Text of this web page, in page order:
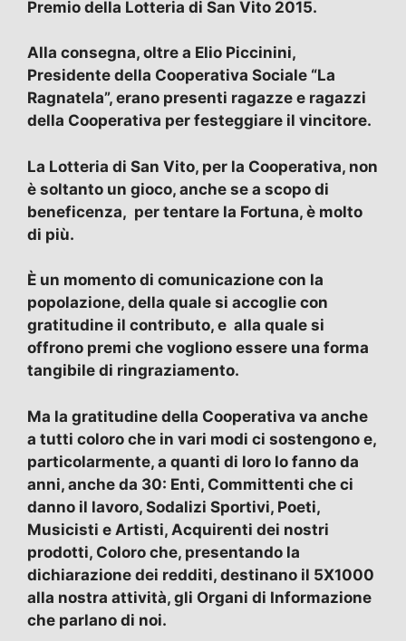
Premio della Lotteria di San Vito 2015.
Alla consegna, oltre a Elio Piccinini,
Presidente della Cooperativa Sociale “La
Ragnatela”, erano presenti ragazze e ragazzi
della Cooperativa per festeggiare il vincitore.
La Lotteria di San Vito, per la Cooperativa, non
è soltanto un gioco, anche se a scopo di
beneficenza, per tentare la Fortuna, è molto
di più.
È un momento di comunicazione con la
popolazione, della quale si accoglie con
gratitudine il contributo, e alla quale si
offrono premi che vogliono essere una forma
tangibile di ringraziamento.
Ma la gratitudine della Cooperativa va anche
a tutti coloro che in vari modi ci sostengono e,
particolarmente, a quanti di loro lo fanno da
anni, anche da 30: Enti, Committenti che ci
danno il lavoro, Sodalizi Sportivi, Poeti,
Musicisti e Artisti, Acquirenti dei nostri
prodotti, Coloro che, presentando la
dichiarazione dei redditi, destinano il 5X1000
alla nostra attività, gli Organi di Informazione
che parlano di noi.